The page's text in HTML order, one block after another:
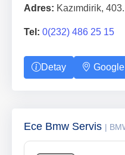
Adres: Kazımdirik,
Tel: 0(232) 486 25 15
Detay
Ece Bmw Servis |